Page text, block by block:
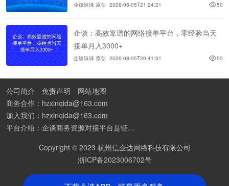
企谈珠珠 原创 2026-08-05T21:24:21 50
企谈：高效靠谱的网络接单平台，零经验当天
接单月入3000+
企谈珠珠 原创 2026-08-05T20:41:31 50
公司简介 免责声明
网站地图
商务合作：hzxinqida@163.com
加入我们：hzxinqida@163.com
平台介绍：企谈商务资源对接平台是链接资源人脉与客户的平台,也是地推app接任务平台、地推拉新团队接单平台。平台汇聚100W+商务资源，地推拉新、APP推广、BD异业合作等业务可免费发布。同时全国的地推团队和个人都可在地推接单平台找到赚钱项目和分享交流地推问题。
Copyright © 2023 杭州信企达网络科技有限公司
浙ICP备2023006702号